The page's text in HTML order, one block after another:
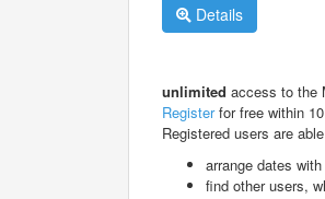
Details
unlimited access to the
Registerfor free within
Registered users are
arrange dates
find other users,